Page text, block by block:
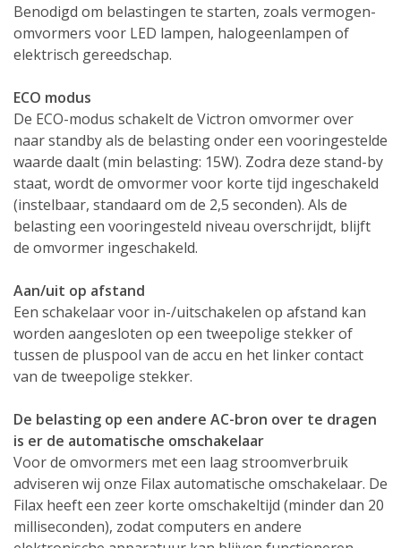
Benodigd om belastingen te starten, zoals vermogen-
omvormers voor LED lampen, halogeenlampen of
elektrisch gereedschap.
ECO modus
De ECO-modus schakelt de Victron omvormer over
naar standby als de belasting onder een vooringestelde
waarde daalt (min belasting: 15W). Zodra deze stand-by
staat, wordt de omvormer voor korte tijd ingeschakeld
(instelbaar, standaard om de 2,5 seconden). Als de
belasting een vooringesteld niveau overschrijdt, blijft
de omvormer ingeschakeld.
Aan/uit op afstand
Een schakelaar voor in-/uitschakelen op afstand kan
worden aangesloten op een tweepolige stekker of
tussen de pluspool van de accu en het linker contact
van de tweepolige stekker.
De belasting op een andere AC-bron over te dragen
is er de automatische omschakelaar
Voor de omvormers met een laag stroomverbruik
adviseren wij onze Filax automatische omschakelaar. De
Filax heeft een zeer korte omschakeltijd (minder dan 20
milliseconden), zodat computers en andere